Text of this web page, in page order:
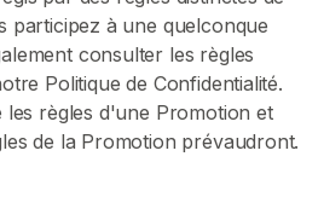
participez à une quelconque
consulter les règles
Politique de Confidentialité.
les règles d'une Promotion et
de la Promotion prévaudront.